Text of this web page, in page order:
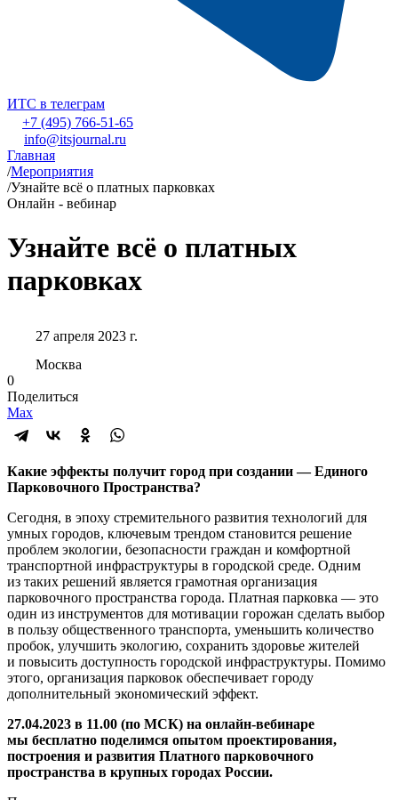
ИТС в телеграм
+7 (495) 766-51-65
info@itsjournal.ru
Главная
/Мероприятия
/Узнайте всё о платных парковках
Онлайн - вебинар
Узнайте всё о платных
парковках
27 апреля 2023 г.
Москва
0
Поделиться
Max
Какие эффекты получит город при создании — Единого
Парковочного Пространства?
Сегодня, в эпоху стремительного развития технологий для
умных городов, ключевым трендом становится решение
проблем экологии, безопасности граждан и комфортной
транспортной инфраструктуры в городской среде. Одним
из таких решений является грамотная организация
парковочного пространства города. Платная парковка — это
один из инструментов для мотивации горожан сделать выбор
в пользу общественного транспорта, уменьшить количество
пробок, улучшить экологию, сохранить здоровье жителей
и повысить доступность городской инфраструктуры. Помимо
этого, организация парковок обеспечивает городу
дополнительный экономический эффект.
27.04.2023 в 11.00 (по МСК) на онлайн-вебинаре
мы бесплатно поделимся опытом проектирования,
построения и развития Платного парковочного
пространства в крупных городах России.